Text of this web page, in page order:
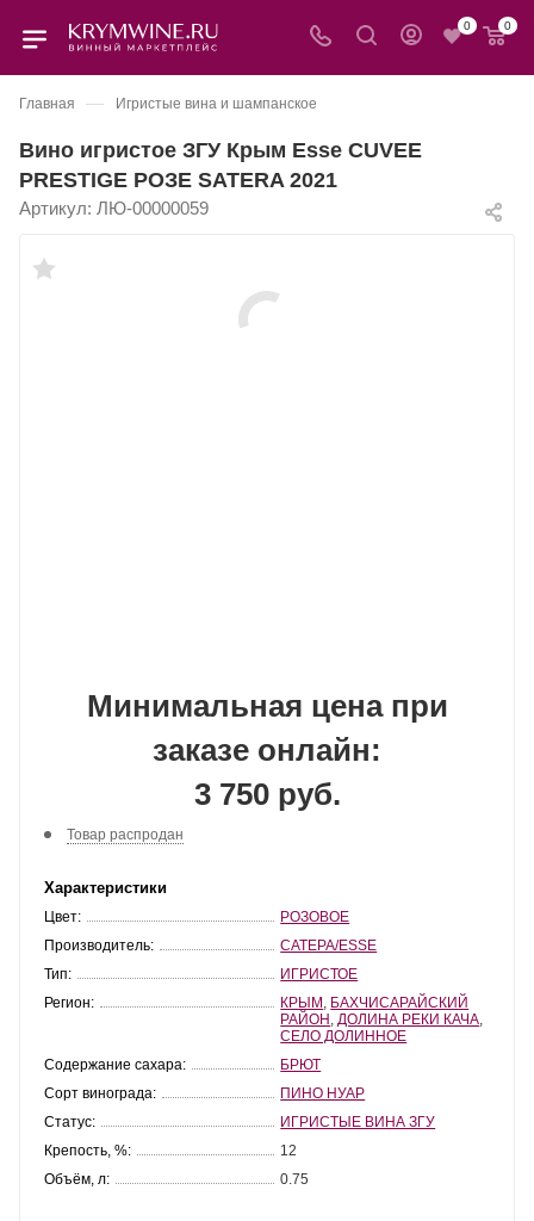
0 0
Главная — Игристые вина и шампанское
Вино игристое ЗГУ Крым Esse CUVEE
PRESTIGE РОЗЕ SATERA 2021
Артикул: ЛЮ-00000059
Минимальная цена при
заказе онлайн:
3 750 руб.
Товар распродан
Характеристики
Цвет:
РОЗОВОЕ
Производитель:
САТЕРА/ESSE
Тип:
ИГРИСТОЕ
Регион:
КРЫМ БАХЧИСАРАЙСКИЙ
РАЙОН ДОЛИНА РЕКИ КАЧА
СЕЛО ДОЛИННОЕ
Содержание сахара:
БРЮТ
Сорт винограда:
ПИНО НУАР
Статус:
ИГРИСТЫЕ ВИНА ЗГУ
Крепость, %:
12
Объём, л:
0.75